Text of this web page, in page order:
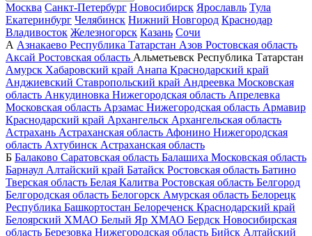
Москва Санкт-Петербург Новосибирск Ярославль Тула
Екатеринбург Челябинск Нижний Новгород Краснодар
Владивосток Железногорск Казань Сочи
А Азнакаево Республика Татарстан Азов Ростовская область
Аксай Ростовская область Альметьевск Республика Татарстан
Амурск Хабаровский край Анапа Краснодарский край
Анджиевский Ставропольский край Андреевка Московская
область Анкудиновка Нижегородская область Апрелевка
Московская область Арзамас Нижегородская область Армавир
Краснодарский край Архангельск Архангельская область
Астрахань Астраханская область Афонино Нижегородская
область Ахтубинск Астраханская область
Б Балаково Саратовская область Балашиха Московская область
Барнаул Алтайский край Батайск Ростовская область Батино
Тверская область Белая Калитва Ростовская область Белгород
Белгородская область Белогорск Амурская область Белорецк
Республика Башкортостан Белореченск Краснодарский край
Белоярский ХМАО Белый Яр ХМАО Бердск Новосибирская
область Березовка Нижегородская область Бийск Алтайский